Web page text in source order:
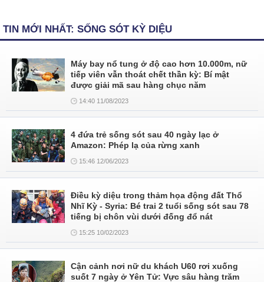
TIN MỚI NHẤT: SỐNG SÓT KỲ DIỆU
Máy bay nổ tung ở độ cao hơn 10.000m, nữ
tiếp viên vẫn thoát chết thần kỳ: Bí mật
được giải mã sau hàng chục năm
14:40 11/08/2023
4 đứa trẻ sống sót sau 40 ngày lạc ở
Amazon: Phép lạ của rừng xanh
15:46 12/06/2023
Điều kỳ diệu trong thảm họa động đất Thổ
Nhĩ Kỳ - Syria: Bé trai 2 tuổi sống sót sau 78
tiếng bị chôn vùi dưới đống đổ nát
15:25 10/02/2023
Cận cảnh nơi nữ du khách U60 rơi xuống
suốt 7 ngày ở Yên Tử: Vực sâu hàng trăm